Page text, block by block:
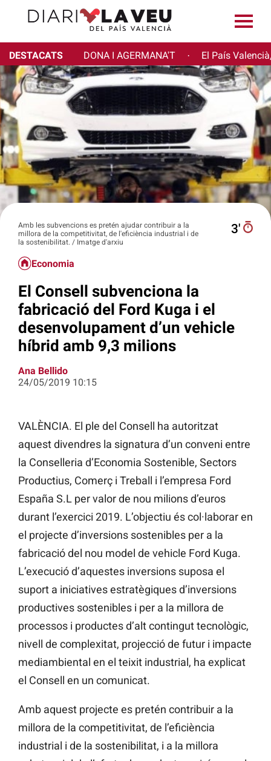
DESTACATS DONA I AGERMANA'T · El País
Amb les subvencions es pretén ajudar contribuir a la
millora de la competitivitat, de l'eficiència industrial i de
la sostenibilitat. / Imatge d'arxiu
3′
Economia
El Consell subvenciona la
fabricació del Ford Kuga i el
desenvolupament d’un vehicle
híbrid amb 9,3 milions
Ana Bellido
24/05/2019 10:15
VALÈNCIA. El ple del Consell ha autoritzat
aquest divendres la signatura d’un conveni entre
la Conselleria d’Economia Sostenible, Sectors
Productius, Comerç i Treball i l’empresa Ford
España S.L per valor de nou milions d’euros
durant l’exercici 2019. L’objectiu és col·laborar en
el projecte d’inversions sostenibles per a la
fabricació del nou model de vehicle Ford Kuga.
L’execució d’aquestes inversions suposa el
suport a iniciatives estratègiques d’inversions
productives sostenibles i per a la millora de
processos i productes d’alt contingut tecnològic,
nivell de complexitat, projecció de futur i impacte
mediambiental en el teixit industrial, ha explicat
el Consell en un comunicat.
Amb aquest projecte es pretén contribuir a la
millora de la competitivitat, de l’eficiència
industrial i de la sostenibilitat, i a la millora